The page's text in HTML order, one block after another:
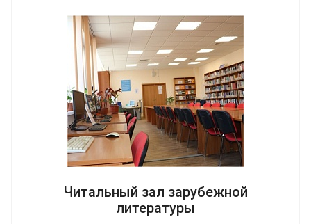
Читальный зал зарубежной
литературы